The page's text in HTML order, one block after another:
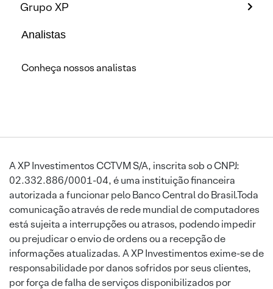
Grupo XP
Analistas
Conheça nossos analistas
A XP Investimentos CCTVM S/A, inscrita sob o CNPJ:
02.332.886/0001-04, é uma instituição financeira
autorizada a funcionar pelo Banco Central do Brasil.Toda
comunicação através de rede mundial de computadores
está sujeita a interrupções ou atrasos, podendo impedir
ou prejudicar o envio de ordens ou a recepção de
informações atualizadas. A XP Investimentos exime-se de
responsabilidade por danos sofridos por seus clientes,
por força de falha de serviços disponibilizados por